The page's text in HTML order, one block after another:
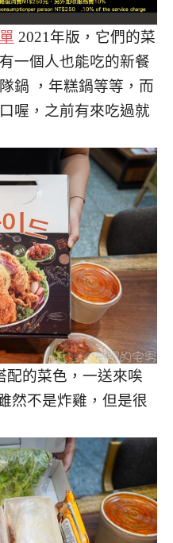
2021年版，它們的菜
一個人也能吃的新餐
鍋 ，年糕鍋等等，而
喔，之前有來吃過就
配的菜色，一送來唉
然不是炸雞，但是很